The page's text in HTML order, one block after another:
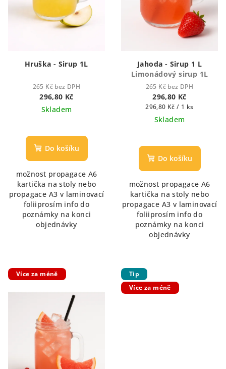
Hruška - Sirup 1L
265 Kč bez DPH
296,80 Kč
Skladem
Do košíku
možnost propagace A6
kartička na stoly nebo
propagace A3 v laminovací
foliiprosím info do
poznámky na konci
objednávky
Jahoda - Sirup 1 L
Limonádový sirup 1L
265 Kč bez DPH
296,80 Kč
Měrná
cena:
296,80 Kč / 1 ks
Skladem
hodnocení
produktu
z
5
hvězdiček.
Do košíku
možnost propagace A6
kartička na stoly nebo
propagace A3 v laminovací
foliiprosím info do
poznámky na konci
objednávky
Více za méně
Tip
Více za méně